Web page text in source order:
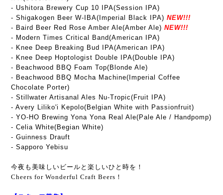
- Ushitora Brewery Cup 10 IPA(Session IPA)
- Shigakogen Beer W-IBA(Imperial Black IPA) NEW!!!
- Baird Beer Red Rose Amber Ale(Amber Ale) NEW!!!
- Modern Times Critical Band(American IPA)
- Knee Deep Breaking Bud IPA(American IPA)
- Knee Deep Hoptologist Double IPA(Double IPA)
- Beachwood BBQ Foam Top(Blonde Ale)
- Beachwood BBQ Mocha Machine(Imperial Coffee
Chocolate Porter)
- Stillwater Artisanal Ales Nu-Tropic(Fruit IPA)
- Avery Liliko'i Kepolo(Belgian White with Passionfruit)
- YO-HO Brewing Yona Yona Real Ale(Pale Ale / Handpomp)
- Celia White(Begian White)
- Guinness Drauft
- Sapporo Yebisu
今夜も美味しいビールと楽しいひと時を！
Cheers for Wonderful Craft Beers！